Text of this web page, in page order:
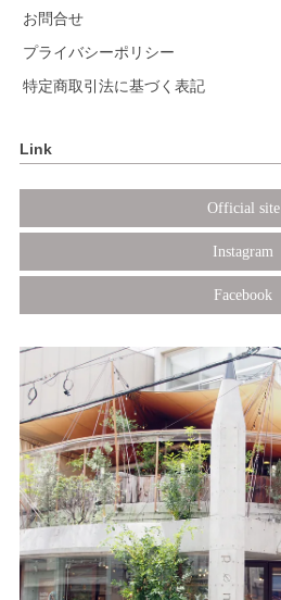
お問合せ
プライバシーポリシー
特定商取引法に基づく表記
Link
Official site
Instagram
Facebook